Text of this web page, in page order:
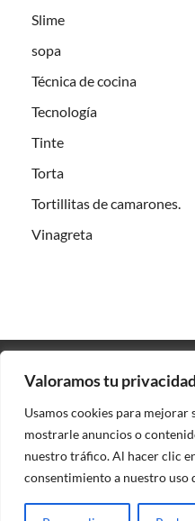
Valoramos tu privacidad
Usamos cookies para mejorar
mostrarle anuncios o
nuestro tráfico. Al hacer clic
consentimiento a nuestro uso
Slime
sopa
Técnica de cocina
Tecnología
Tinte
Torta
Tortillitas de camarones.
Vinagreta
Política de privacidad